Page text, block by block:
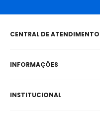
CENTRAL DE ATENDIMENTO
Segunda a Sexta-Feira
Contatos:
INFORMAÇÕES
Políticas de Privacidade
INSTITUCIONAL